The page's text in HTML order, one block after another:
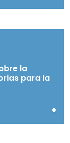
la
para la
+